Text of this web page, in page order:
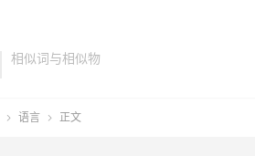
相似词与相似物
 语言  正文